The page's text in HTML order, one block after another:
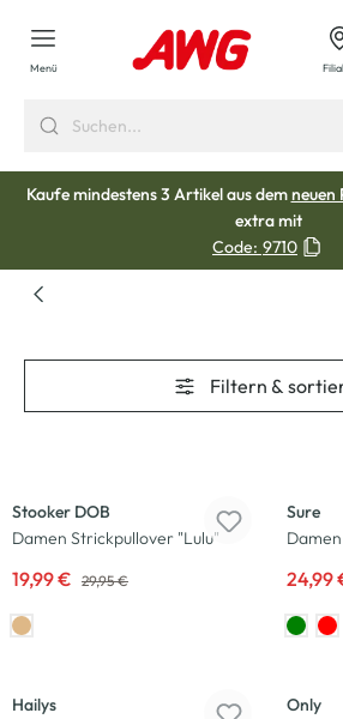
springen
Menü
Kaufe mindestens 3 Artikel aus demneuen
extra mit
Code: 9710
Filtern &
Stooker DOB
Damen Strickpullover "Lulu"
19,99 € 29,95 €
Sure
24,99
Hailys
Only